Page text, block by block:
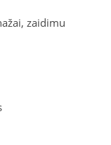
zaidimu